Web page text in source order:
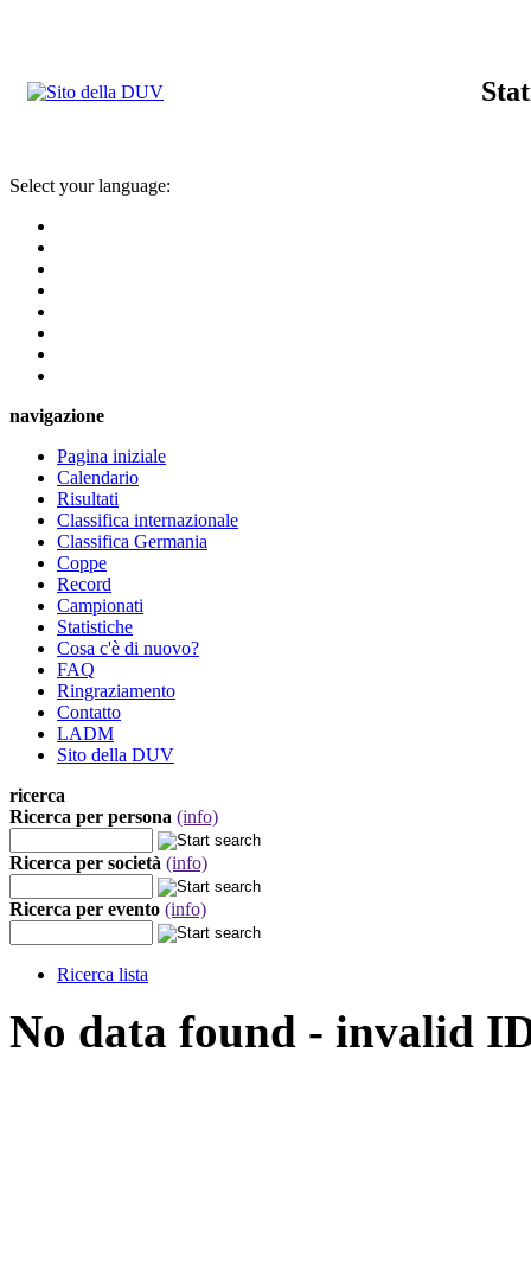
Select your language:
navigazione
Pagina iniziale
Calendario
Risultati
Classifica internazionale
Classifica Germania
Coppe
Record
Campionati
Statistiche
Cosa c'è di nuovo?
FAQ
Ringraziamento
Contatto
LADM
Sito della DUV
ricerca
Ricerca per persona (info)
Ricerca per società (info)
Ricerca per evento (info)
Ricerca lista
No data found - invalid